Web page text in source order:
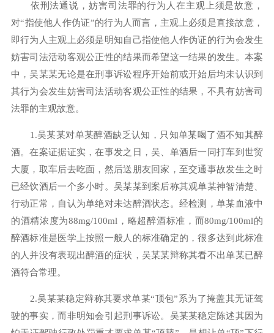
依刑法通说，妨害司法罪的行为人在主观上须是故意，
对“指使他人作伪证”的行为人而言，主观上必须是直接故意，
即行为人主观上必须是明知自己指使他人作伪证的行为会发生
妨害司法活动客观公正性的结果而希望这一结果的发生。本案
中，吴某某无论是在刑事诉讼程序开始前或开始后均未认识到
其行为会发生妨害司法活动客观公正性的结果，不具有妨害司
法罪的主观故意。
1.吴某某对单某醉酒缺乏认知，只知单某喝了酒不知其醉
酒。在案证据证实，在事发之日，吴、单酒后一同打车到世贸
大厦，取车后去吃面，然后送朋友回家，至交通事故发生之时
已经饮酒后一个多小时。吴某某到案后称其观单某神智清楚、
行动正常，自认为单绝对未达醉酒状态。经检测，单某血液中
的酒精浓度为88mg/100ml，略超醉酒标准，而80mg/100ml的
醉酒标准是医学上按照一般人的标准确定的，很多达到此标准
的人并没有表现出醉酒的症状，吴某某辩称其看不出单某已醉
酒符合常理。
2.吴某某稳定辩称其要求单某“顶包”系为了掩盖其无证驾
驶的事实，而非明知会引起刑事诉讼。吴某某稳定陈述其因为